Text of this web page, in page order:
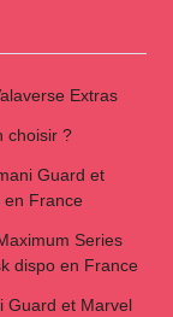
Extras
choisir ?
Guard et
en France
Series
dispo en France
Guard et Marvel